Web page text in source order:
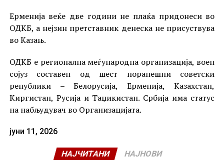
Ерменија веќе две години не плаќа придонеси во
ОДКБ, а нејзин претставник денеска не присуствува
во Казањ.
ОДКБ е регионална меѓународна организација, воен
сојуз составен од шест поранешни советски
републики – Белорусија, Ерменија, Казахстан,
Киргистан, Русија и Таџикистан. Србија има статус
на набљудувач во Организацијата.
јуни 11, 2026
НАЈЧИТАНИ НАЈНОВИ